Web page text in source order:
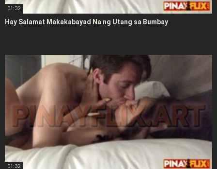
01:32
Hay Salamat Makakabayad Na ng Utang sa Bumbay
01:32